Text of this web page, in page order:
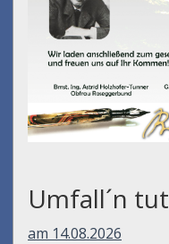
Umfall´n tut
am 14.08.2026